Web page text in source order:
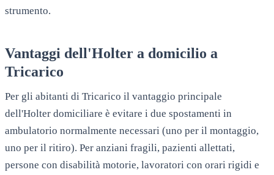
strumento.
Vantaggi dell'Holter a domicilio a
Tricarico
Per gli abitanti di Tricarico il vantaggio principale
dell'Holter domiciliare è evitare i due spostamenti in
ambulatorio normalmente necessari (uno per il montaggio,
uno per il ritiro). Per anziani fragili, pazienti allettati,
persone con disabilità motorie, lavoratori con orari rigidi e